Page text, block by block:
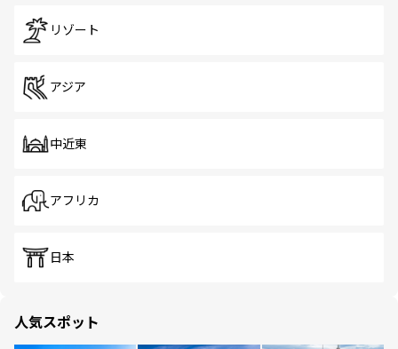
リゾート
アジア
中近東
アフリカ
日本
人気スポット